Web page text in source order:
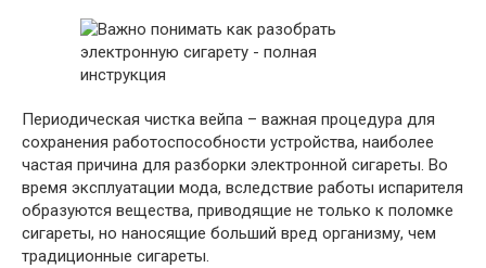
Периодическая чистка вейпа – важная процедура для
сохранения работоспособности устройства, наиболее
частая причина для разборки электронной сигареты. Во
время эксплуатации мода, вследствие работы испарителя
образуются вещества, приводящие не только к поломке
сигареты, но наносящие больший вред организму, чем
традиционные сигареты.